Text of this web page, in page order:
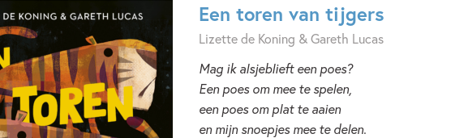
Een toren van tijgers
Lizette de Koning & Gareth Lucas
Mag ik alsjeblieft een poes?
Een poes om mee te spelen,
een poes om plat te aaien
en mijn snoepjes mee te delen.